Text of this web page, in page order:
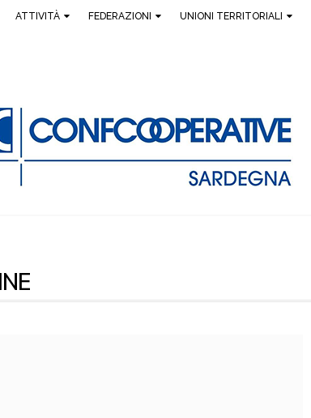
ATTIVITÀ FEDERAZIONI UNIONI TERRITORIALI